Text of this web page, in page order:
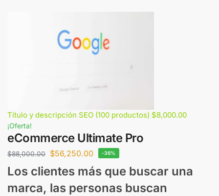
Título y descripción SEO (100 productos) $8,000.00
¡Oferta!
eCommerce Ultimate Pro
$88,000.00 $56,250.00 -36%
Los clientes más que buscar una
marca, las personas buscan